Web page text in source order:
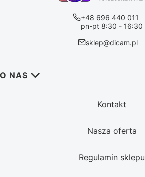
+48 696 440 011
pn-pt 8:30 - 16:30
sklep@dicam.pl
Linki w stopce
O NAS
Kontakt
Nasza oferta
Regulamin sklepu